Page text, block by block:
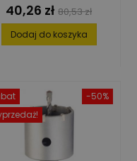
Cena
40,26 zł Cena
podstawowa
80,53 zł
Dodaj do koszyka
-50%